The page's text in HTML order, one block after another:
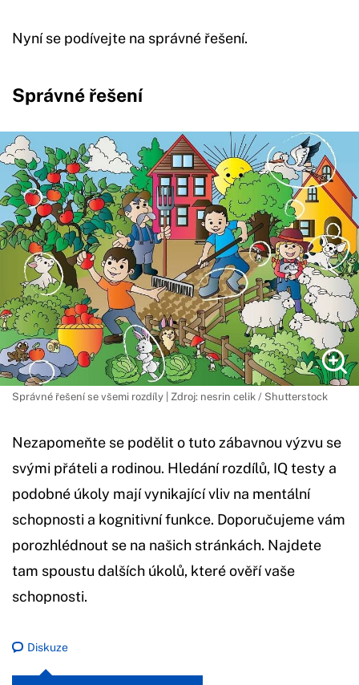
Nyní se podívejte na správné řešení.
Správné řešení
Správné řešení se všemi rozdíly | Zdroj: nesrin celik / Shutterstock
Nezapomeňte se podělit o tuto zábavnou výzvu se
svými přáteli a rodinou. Hledání rozdílů, IQ testy a
podobné úkoly mají vynikající vliv na mentální
schopnosti a kognitivní funkce. Doporučujeme vám
porozhlédnout se na našich stránkách. Najdete
tam spoustu dalších úkolů, které ověří vaše
schopnosti.
Diskuze